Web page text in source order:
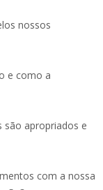
nossos
e como a
apropriados e
com a nossa